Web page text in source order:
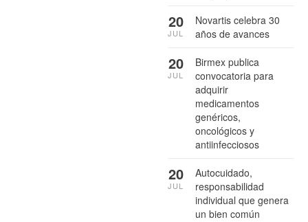
Novartis celebra 30
años de avances
20
JUL
Birmex publica
convocatoria para
adquirir
medicamentos
genéricos,
oncológicos y
antiinfecciosos
20
JUL
Autocuidado,
responsabilidad
individual que genera
un bien común
20
JUL